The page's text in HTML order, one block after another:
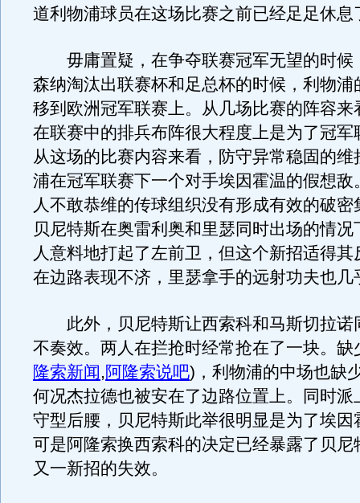
道利物浦球员在这场比赛之前已经足足休息
毋庸置疑，在争夺联赛冠军无望的时候
森纳淘汰出联赛杯和足总杯的时候，利物浦
移到欧洲冠军联赛上。从几场比赛的阵容来
在联赛中的排兵布阵很大程度上是为了冠军
从这场的比赛内容来看，防守异常稳固的维
浦在冠军联赛下一个对手埃因霍温的假想敌
人不敢恭维的传球组织没有形成有效的破密
贝尼特斯在奥雷利奥和里瑟同时出场的情况
人意料地打起了左前卫，但这个新招适得其
在边路表现不济，里瑟拿手的远射功夫也几
此外，贝尼特斯让西索科和马斯切拉诺
不奏效。两人在拦抢时经常抢在了一块。缺
隆索新闻,阿隆索说吧) ，利物浦的中场也缺
何况杰拉德也被安在了边路位置上。同时派
守型后腰，贝尼特斯此举很明显是为了埃因
可是阿隆索换西索科的决定已经暴露了贝尼
又一新招的失效。